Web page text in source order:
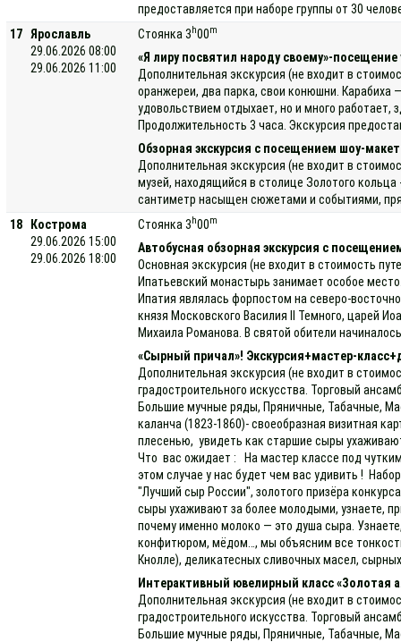
предоставляется при наборе группы от 30
17
Ярославль
29.06.2026 08:00
29.06.2026 11:00
Стоянка 3 h00m
«Я лиру посвятил народу своему»-
Дополнительная экскурсия (не входит в
оранжереи, два парка, свои конюшни. Карабиха
удовольствием отдыхает, но и много
Продолжительность 3 часа. Экскурсия
Обзорная экскурсия с посещением шоу-
Дополнительная экскурсия (не входит в
музей, находящийся в столице Золотого
сантиметр насыщен сюжетами и событиями,
18
Кострома
29.06.2026 15:00
29.06.2026 18:00
Стоянка 3 h00m
Автобусная обзорная экскурсия с
Основная экскурсия (не входит в стоимость
Ипатьевский монастырь занимает особое
Ипатия являлась форпостом на северо-
князя Московского Василия II Темного, царей
Михаила Романова. В святой обители
«Сырный причал»! Экскурсия+мастер-
Дополнительная экскурсия (не входит в
градостроительного искусства. Торговый
Большие мучные ряды, Пряничные, Табачные,
каланча (1823-1860)- своеобразная визитная
плесенью, увидеть как старшие сыры
Что вас ожидает : На мастер классе под
этом случае у нас будет чем вас удивить !
"Лучший сыр России", золотого призёра
сыры ухаживают за более молодыми, узнаете,
почему именно молоко — это душа сыра.
конфитюром, мёдом…, мы объясним все
Кнолле), деликатесных сливочных масел,
Интерактивный ювелирный класс «Золотая
Дополнительная экскурсия (не входит в
градостроительного искусства. Торговый
Большие мучные ряды, Пряничные, Табачные,